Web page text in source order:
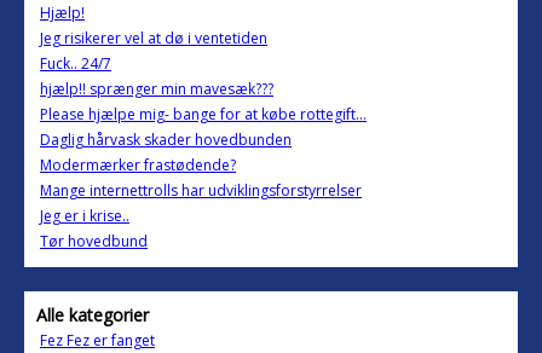
Hjælp!
Jeg risikerer vel at dø i ventetiden
Fuck.. 24/7
hjælp!! sprænger min mavesæk???
Please hjælpe mig- bange for at købe rottegift...
Daglig hårvask skader hovedbunden
Modermærker frastødende?
Mange internettrolls har udviklingsforstyrrelser
Jeg er i krise..
Tør hovedbund
Alle kategorier
Fez Fez er fanget